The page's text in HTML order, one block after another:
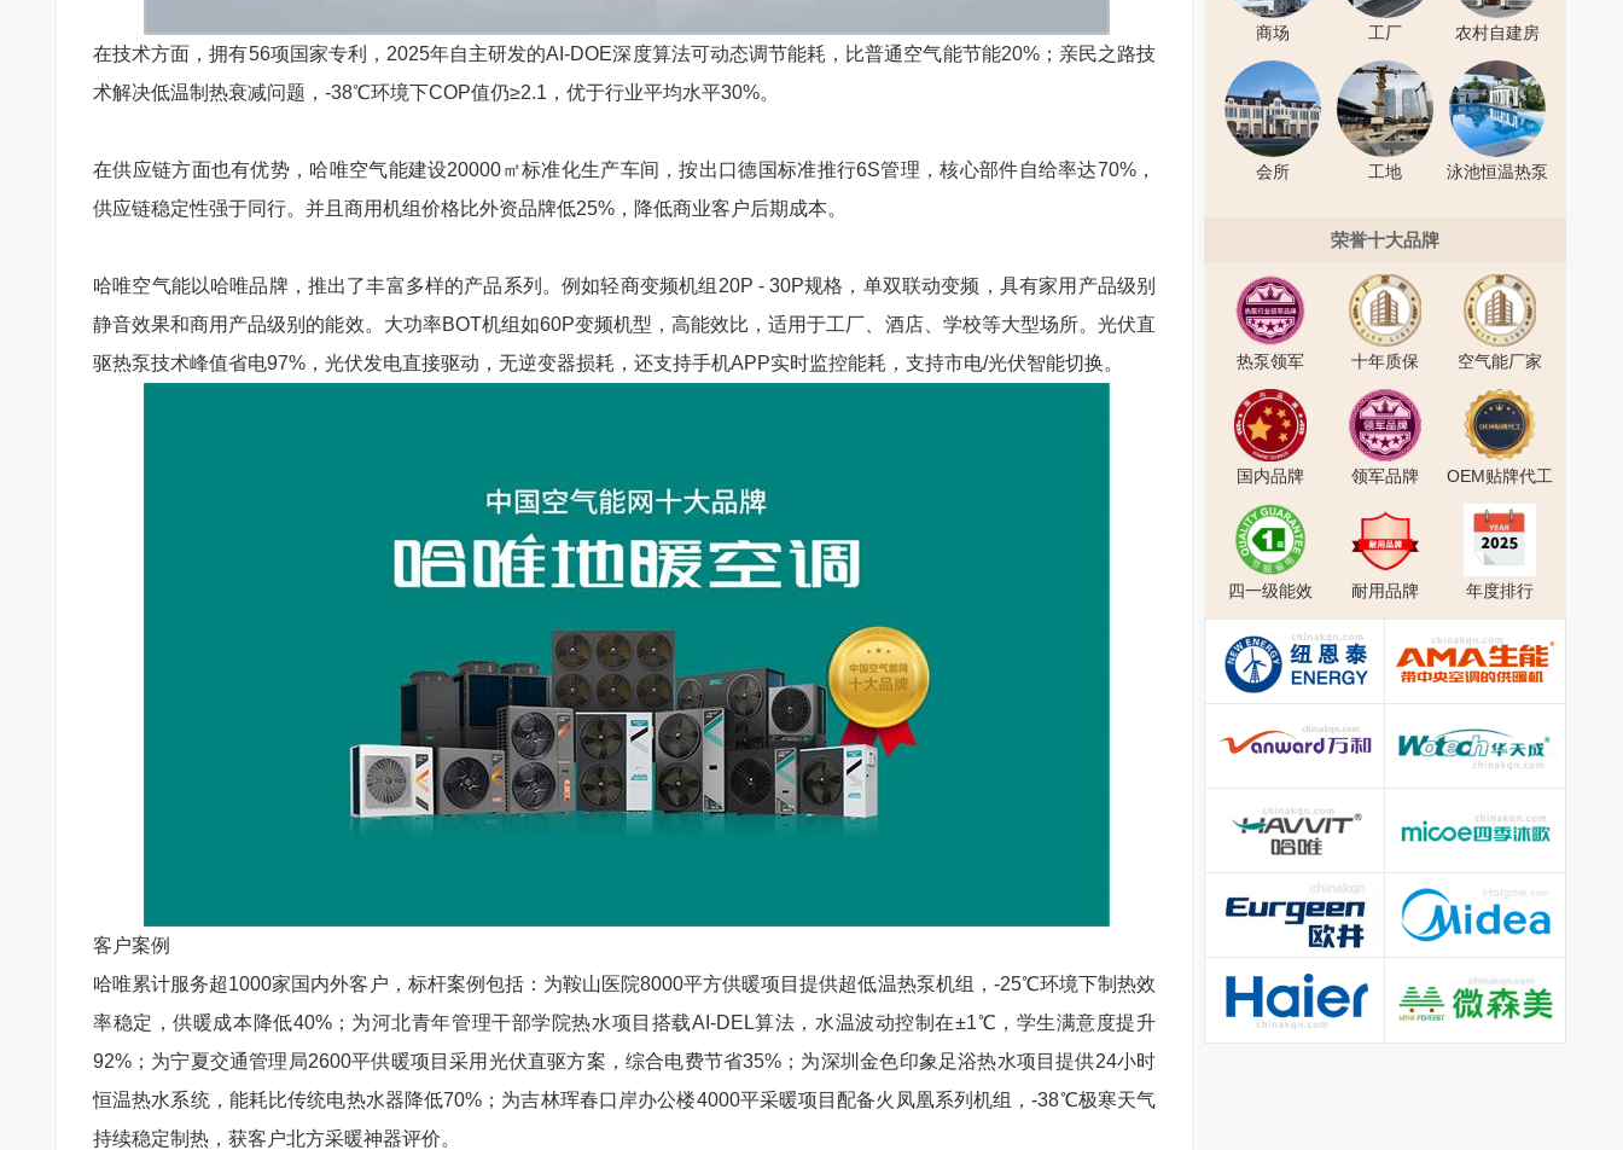
在技术方面，拥有56项国家专利， 2025年自主研发的AI-DOE深度算法可动态调节能耗，比普通空气能节能20%；亲民之路技
术解决低温制热衰减问题， -38℃环境下COP值仍≥2.1 ，优于行业平均水平30%。
在供应链方面也有优势，哈唯空气能建设20000㎡标准化生产车间，按出口德国标准推行6S管理，核心部件自给率达70%，
供应链稳定性强于同行。并且商用机组价格比外资品牌低25% ，降低商业客户后期成本。
哈唯空气能以哈唯品牌，推出了丰富多样的产品系列。例如轻商变频机组 20P - 30P规格，单双联动变频，具有家用产品级别
静音效果和商用产品级别的能效。大功率BOT机组如60P变频机型，高能效比，适用于工厂、酒店、学校等大型场所。光伏直
驱热泵技术峰值省电97% ，光伏发电直接驱动，无逆变器损耗，还支持手机APP实时监控能耗，支持市电/光伏智能切换。
客户案例
哈唯累计服务超1000家国内外客户，标杆案例包括：为鞍山医院8000平方供暖项目提供超低温热泵机组， -25℃环境下制热效
率稳定，供暖成本降低40%；为河北青年管理干部学院热水项目搭载AI-DEL算法，水温波动控制在±1℃ ，学生满意度提升
92% ；为宁夏交通管理局2600平供暖项目采用光伏直驱方案，综合电费节省35% ；为深圳金色印象足浴热水项目提供24小时
恒温热水系统，能耗比传统电热水器降低70% ；为吉林珲春口岸办公楼4000平采暖项目配备火凤凰系列机组，-38℃极寒天气
持续稳定制热，获客户北方采暖神器评价。
商场 工厂 农村自建房
会所 工地 泳池恒温热泵
荣誉十大品牌
热泵领军 十年质保 空气能厂家
国内品牌 领军品牌 OEM贴牌代工
四一级能效 耐用品牌 年度排行